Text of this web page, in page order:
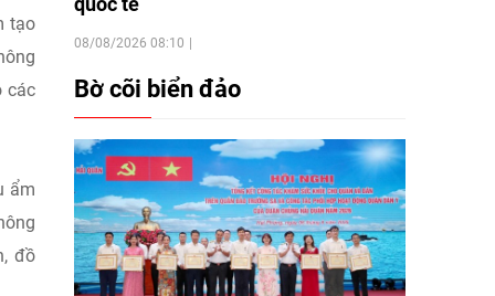
tạo
các
ẩm
đồ
08/08/2026 08:10
Bờ cõi biển đảo